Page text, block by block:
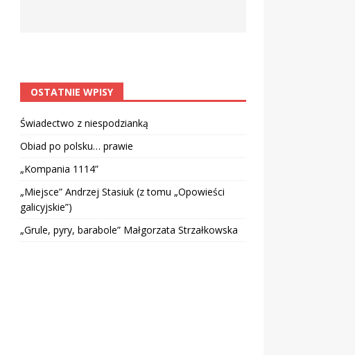
OSTATNIE WPISY
Świadectwo z niespodzianką
Obiad po polsku… prawie
„Kompania 1114”
„Miejsce” Andrzej Stasiuk (z tomu „Opowieści
galicyjskie”)
„Grule, pyry, barabole” Małgorzata Strzałkowska